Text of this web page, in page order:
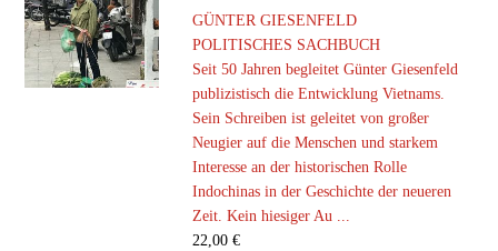
GÜNTER GIESENFELD
POLITISCHES SACHBUCH
Seit 50 Jahren begleitet Günter Giesenfeld
publizistisch die Entwicklung Vietnams.
Sein Schreiben ist geleitet von großer
Neugier auf die Menschen und starkem
Interesse an der historischen Rolle
Indochinas in der Geschichte der neueren
Zeit. Kein hiesiger Au ...
22,00€